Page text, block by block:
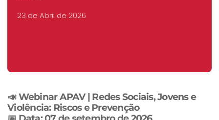
Apoio à Vítima
📣Webinar APAV | Redes Sociais, Jovens e
Violência: Riscos e Prevenção